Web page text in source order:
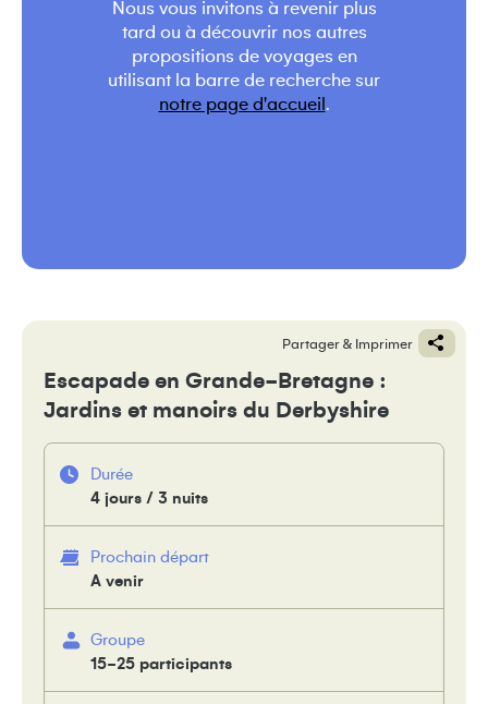
Nous vous invitons à revenir plus
tard ou à découvrir nos autres
propositions de voyages en
utilisant la barre de recherche sur
notre page d'accueil .
Partager & Imprimer
Escapade en Grande-Bretagne :
Jardins et manoirs du Derbyshire
Durée
4 jours / 3 nuits
Prochain départ
A venir
Groupe
15-25 participants